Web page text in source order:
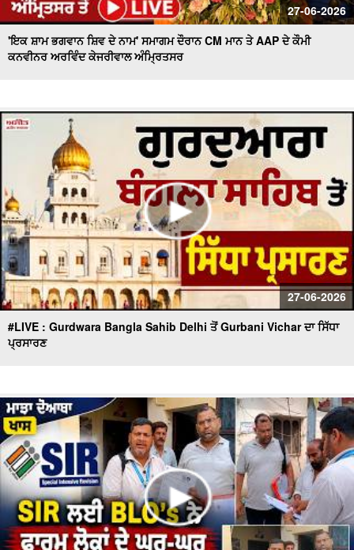
27-06-2026
'ਇਕ ਸ਼ਾਮ ਭਗਵਾਨ ਸ਼ਿਵ ਦੇ ਨਾਮ' ਸਮਾਗਮ ਦੌਰਾਨ CM ਮਾਨ ਤੇ AAP ਦੇ ਕੌਮੀ
ਕਨਵੀਨਰ ਅਰਵਿੰਦ ਕੇਜਰੀਵਾਲ ਅੰਮ੍ਰਿਤਸਰ
27-06-2026
#LIVE : Gurdwara Bangla Sahib Delhi ਤੋਂ Gurbani Vichar ਦਾ ਸਿੱਧਾ
ਪ੍ਰਸਾਰਣ